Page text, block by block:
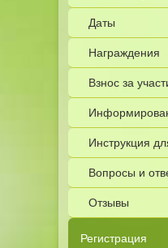
Даты
Награждения
Взнос за
Инструкция
Вопросы и
Отзывы
Регистрация